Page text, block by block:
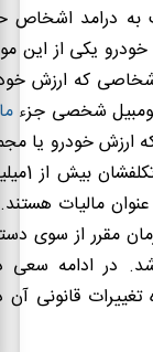
به درامد اشخاص
یکی از این
اشخاصی که
ارزش خودرو یا
آن‌ها و
مالیات
مقرر از سوی
در ادامه سعی
قانونی